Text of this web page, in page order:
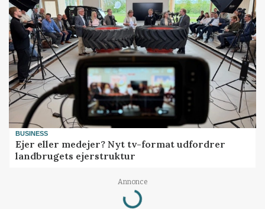
BUSINESS
Ejer eller medejer? Nyt tv-format udfordrer
landbrugets ejerstruktur
Annonce